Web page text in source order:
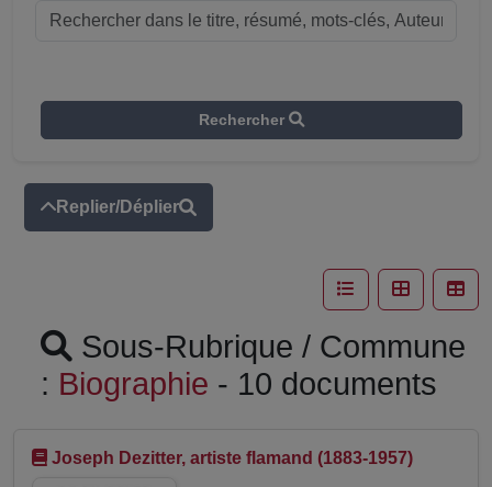
Rechercher
Replier/Déplier
Sous-Rubrique / Commune
: Biographie - 10 documents
Joseph Dezitter, artiste flamand (1883-1957)